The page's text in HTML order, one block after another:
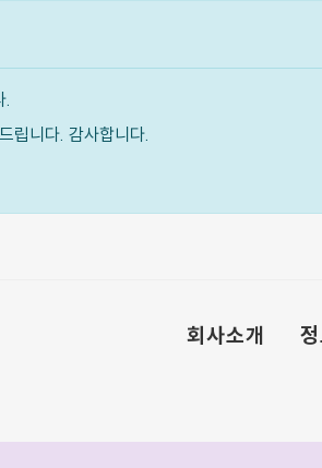
.
립니다. 감사합니다.
회사소개